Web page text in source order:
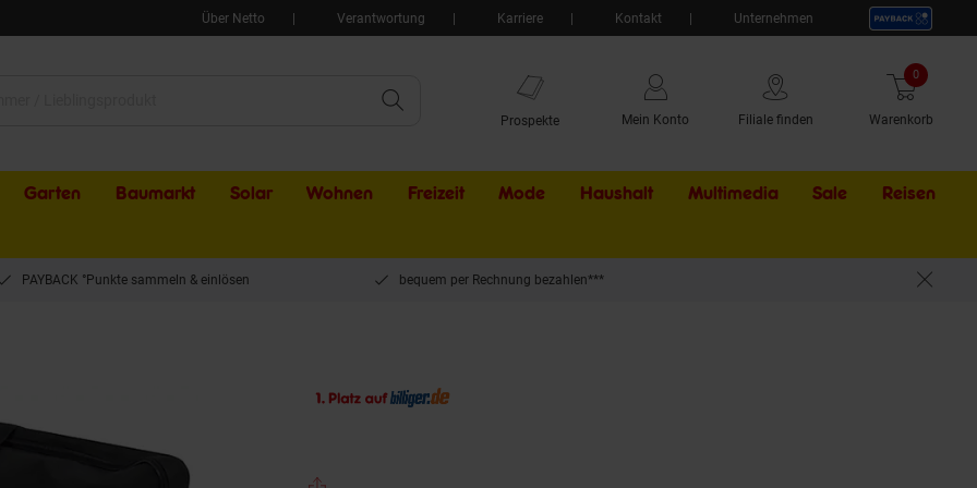
Über Netto Verantwortung Karriere Kontakt Unternehmen
Prospekte Mein Konto Filiale finden Warenkorb
0 Artikel
Garten Baumarkt Solar Wohnen Freizeit Mode Haushalt Multimedia Sale Externer
Reisen
PAYBACK °Punkte sammeln & einlösen bequem per Rechnung bezahlen***